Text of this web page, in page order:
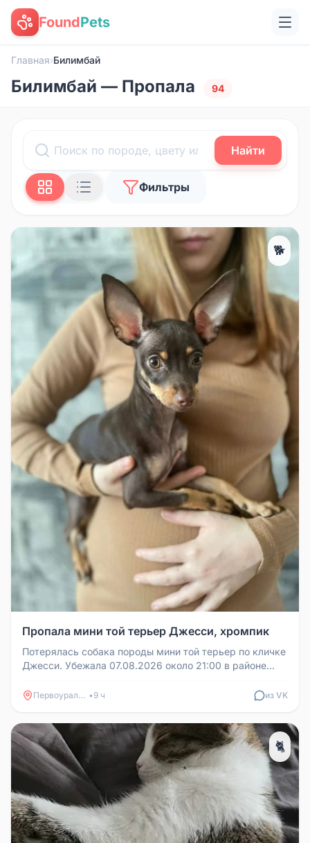
FoundPets
Главная›Билимбай
Билимбай — Пропала 94
Найти
Фильтры
🐕
Пропала мини той терьер Джесси, хромпик
Потерялась собака породы мини той терьер по кличке
Джесси. Убежала 07.08.2026 около 21:00 в районе
Первоуральск • 9 ч из VK
🐈